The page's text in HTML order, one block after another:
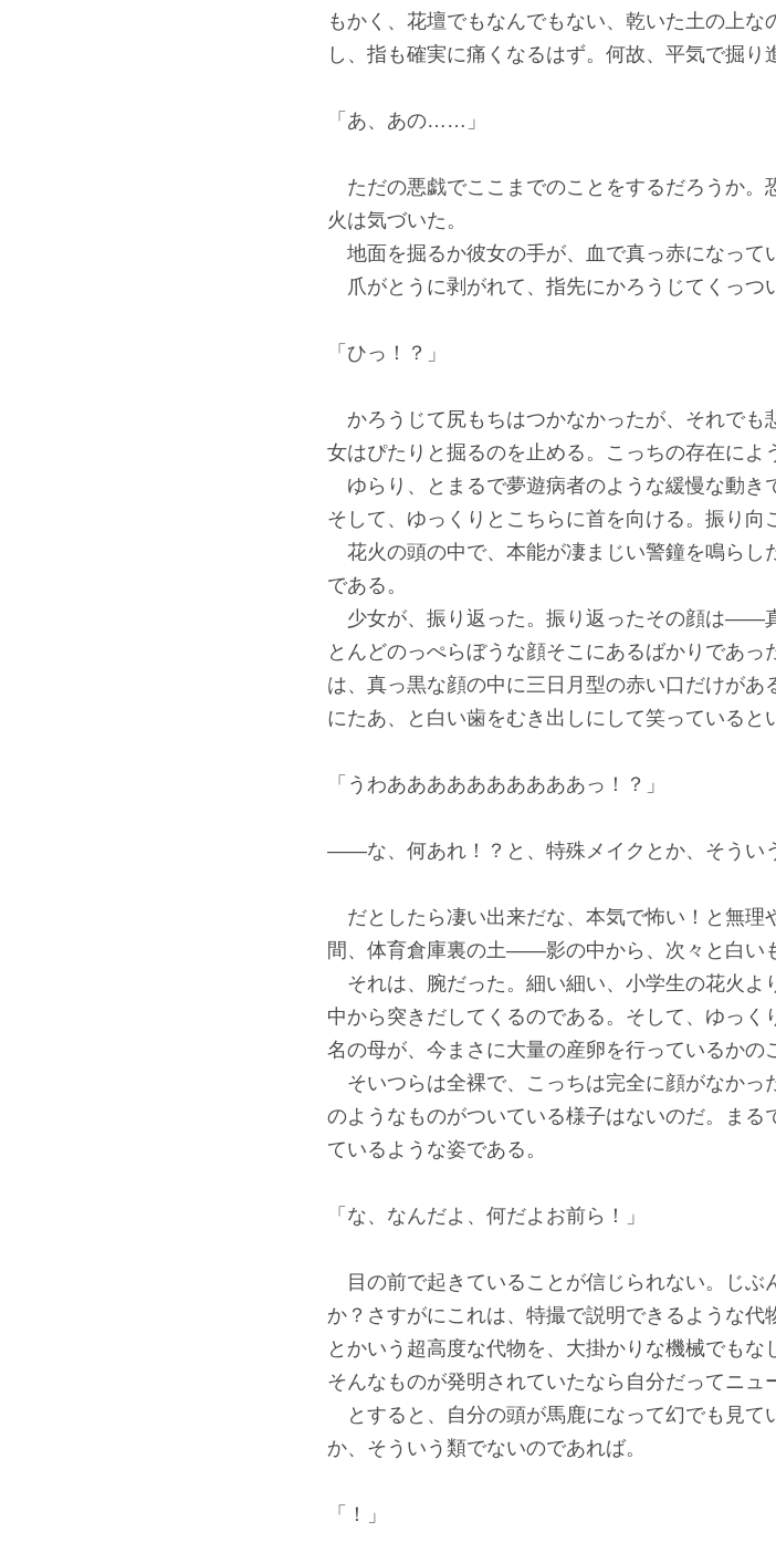
もかく、花壇でもなんでもない、乾いた土の上
し、指も確実に痛くなるはず。何故、平気で掘り
「あ、あの……」
ただの悪戯でここまでのことをするだろうか。
火は気づいた。
地面を掘るか彼女の手が、血で真っ赤になって
爪がとうに剥がれて、指先にかろうじてくっつ
「ひっ！？」
かろうじて尻もちはつかなかったが、それでも
女はぴたりと掘るのを止める。こっちの存在によ
ゆらり、とまるで夢遊病者のような緩慢な動き
そして、ゆっくりとこちらに首を向ける。振り向
花火の頭の中で、本能が凄まじい警鐘を鳴らし
である。
少女が、振り返った。振り返ったその顔は――
とんどのっぺらぼうな顔そこにあるばかりであ
は、真っ黒な顔の中に三日月型の赤い口だけがあ
にたあ、と白い歯をむき出しにして笑っていると
「うわああああああああああっ！？」
――な、何あれ！？と、特殊メイクとか、そうい
だとしたら凄い出来だな、本気で怖い！と無理
間、体育倉庫裏の土――影の中から、次々と白い
それは、腕だった。細い細い、小学生の花火よ
中から突きだしてくるのである。そして、ゆっく
名の母が、今まさに大量の産卵を行っているかの
そいつらは全裸で、こっちは完全に顔がなかっ
のようなものがついている様子はないのだ。ま
ているような姿である。
「な、なんだよ、何だよお前ら！」
目の前で起きていることが信じられない。じぶ
か？さすがにこれは、特撮で説明できるような
とかいう超高度な代物を、大掛かりな機械でも
そんなものが発明されていたなら自分だってニュ
とすると、自分の頭が馬鹿になって幻でも見て
か、そういう類でないのであれば。
「！」